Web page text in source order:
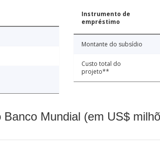
Instrumento de
empréstimo
Montante do subsídio
Custo total do
projeto**
Mundial (em US$